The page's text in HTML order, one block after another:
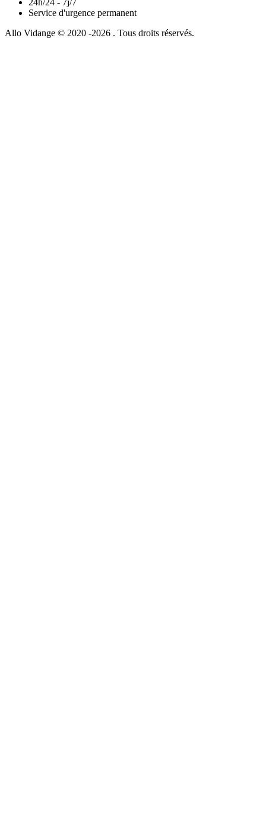
Service d'urgence permanent
Allo Vidange © 2020 -2026 . Tous droits réservés.